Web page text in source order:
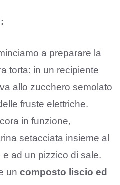
a preparare la
torta: in un recipiente
allo zucchero semolato
fruste elettriche.
in funzione,
setacciata insieme al
e ad un pizzico di sale.
un composto liscio ed